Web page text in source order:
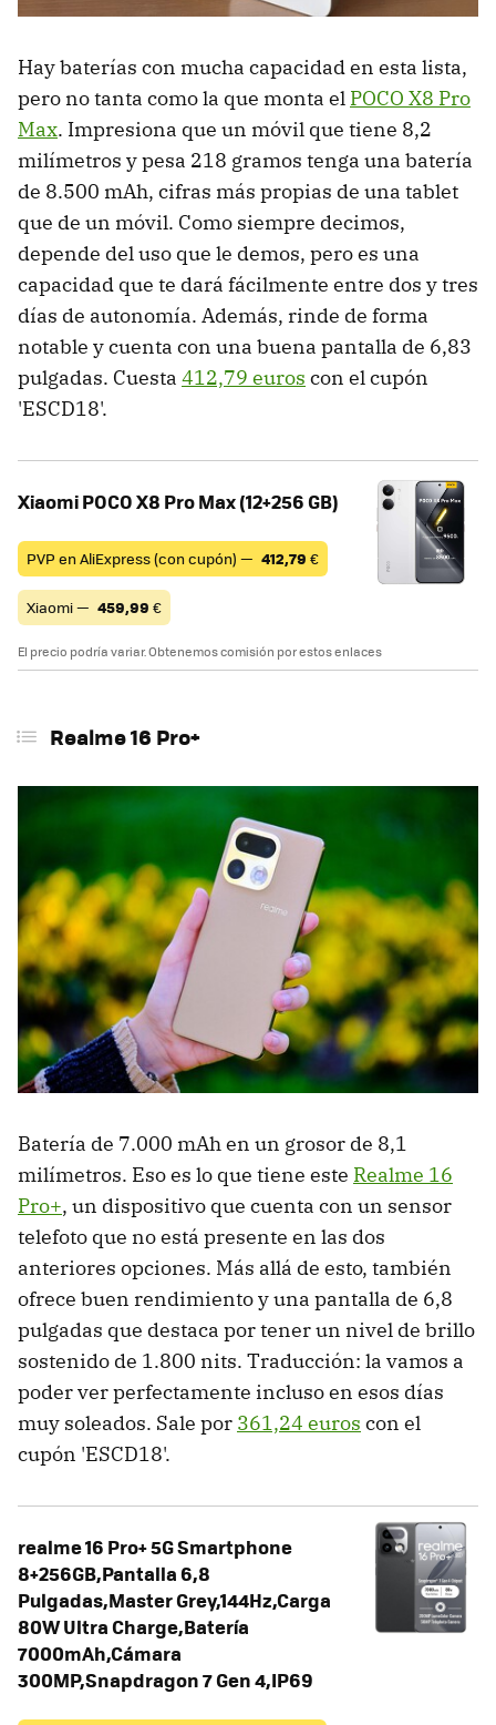
Hay baterías con mucha capacidad en esta lista,
pero no tanta como la que monta el POCO X8 Pro
Max. Impresiona que un móvil que tiene 8,2
milímetros y pesa 218 gramos tenga una batería
de 8.500 mAh, cifras más propias de una tablet
que de un móvil. Como siempre decimos,
depende del uso que le demos, pero es una
capacidad que te dará fácilmente entre dos y tres
días de autonomía. Además, rinde de forma
notable y cuenta con una buena pantalla de 6,83
pulgadas. Cuesta 412,79 euros con el cupón
'ESCD18'.
Xiaomi POCO X8 Pro Max (12+256 GB)
PVP en AliExpress (con cupón) — 412,79 €
Xiaomi — 459,99 €
El precio podría variar. Obtenemos comisión por estos enlaces
Realme 16 Pro+
Batería de 7.000 mAh en un grosor de 8,1
milímetros. Eso es lo que tiene este Realme 16
Pro+, un dispositivo que cuenta con un sensor
telefoto que no está presente en las dos
anteriores opciones. Más allá de esto, también
ofrece buen rendimiento y una pantalla de 6,8
pulgadas que destaca por tener un nivel de brillo
sostenido de 1.800 nits. Traducción: la vamos a
poder ver perfectamente incluso en esos días
muy soleados. Sale por 361,24 euros con el
cupón 'ESCD18'.
realme 16 Pro+ 5G Smartphone
8+256GB,Pantalla 6,8
Pulgadas,Master Grey,144Hz,Carga
80W Ultra Charge,Batería
7000mAh,Cámara
300MP,Snapdragon 7 Gen 4,IP69